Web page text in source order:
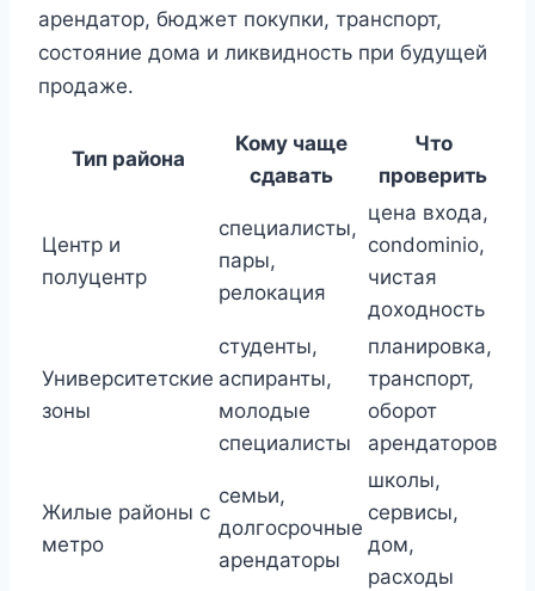
арендатор, бюджет покупки, транспорт,
состояние дома и ликвидность при будущей
продаже.
Тип района
Кому чаще
сдавать
Что
проверить
Центр и
полуцентр
специалисты,
пары,
релокация
цена входа,
condominio,
чистая
доходность
Университетские
зоны
студенты,
аспиранты,
молодые
специалисты
планировка,
транспорт,
оборот
арендаторов
Жилые районы с
метро
семьи,
долгосрочные
арендаторы
школы,
сервисы,
дом,
расходы